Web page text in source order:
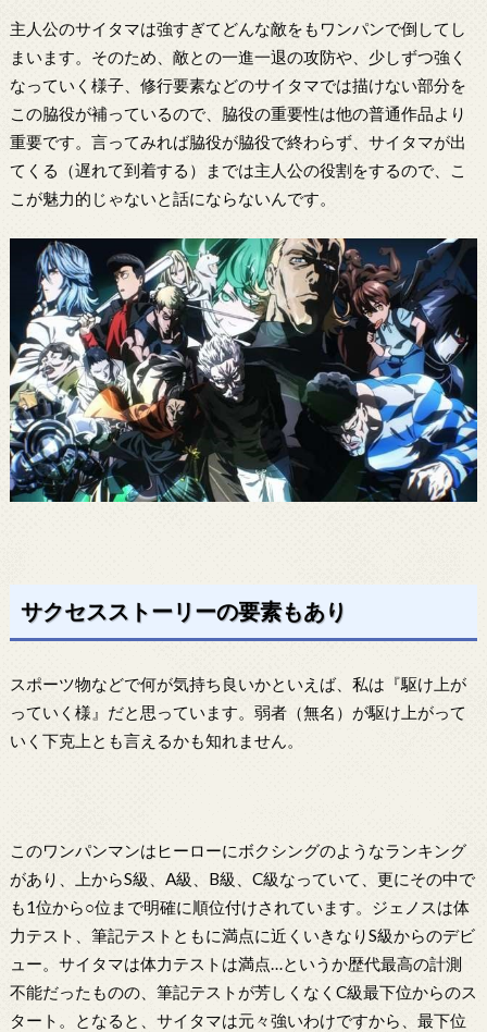
主人公のサイタマは強すぎてどんな敵をもワンパンで倒してし
まいます。そのため、敵との一進一退の攻防や、少しずつ強く
なっていく様子、修行要素などのサイタマでは描けない部分を
この脇役が補っているので、脇役の重要性は他の普通作品より
重要です。言ってみれば脇役が脇役で終わらず、サイタマが出
てくる（遅れて到着する）までは主人公の役割をするので、こ
こが魅力的じゃないと話にならないんです。
サクセスストーリーの要素もあり
スポーツ物などで何が気持ち良いかといえば、私は『駆け上が
っていく様』だと思っています。弱者（無名）が駆け上がって
いく下克上とも言えるかも知れません。
このワンパンマンはヒーローにボクシングのようなランキング
があり、上からS級、A級、B級、C級なっていて、更にその中で
も1位から○位まで明確に順位付けされています。ジェノスは体
力テスト、筆記テストともに満点に近くいきなりS級からのデビ
ュー。サイタマは体力テストは満点…というか歴代最高の計測
不能だったものの、筆記テストが芳しくなくC級最下位からのス
タート。となると、サイタマは元々強いわけですから、最下位